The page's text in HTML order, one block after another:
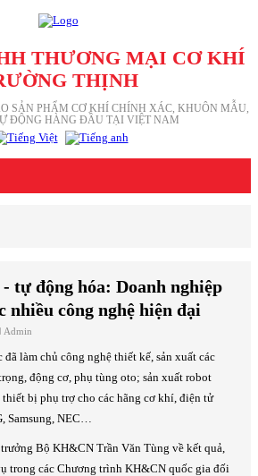
THƯƠNG MẠI CƠ KHÍ
THỊNH
SẢN PHẨM CƠ KHÍ CHÍNH XÁC, KHUÔN MẪU,
ĐỘNG HÀNG ĐẦU TẠI VIỆT NAM
tự động hóa: Doanh nghiệp
nhiều công nghệ hiện đại
Admin
làm chủ công nghệ thiết kế, sản xuất các
động cơ, phụ tùng oto; sản xuất robot
bị phụ trợ cho các hãng cơ khí, điện tử
Samsung, NEC…
Bộ KH&CN Trần Văn Tùng về kết quả,
trong các Chương trình KH&CN quốc gia đối